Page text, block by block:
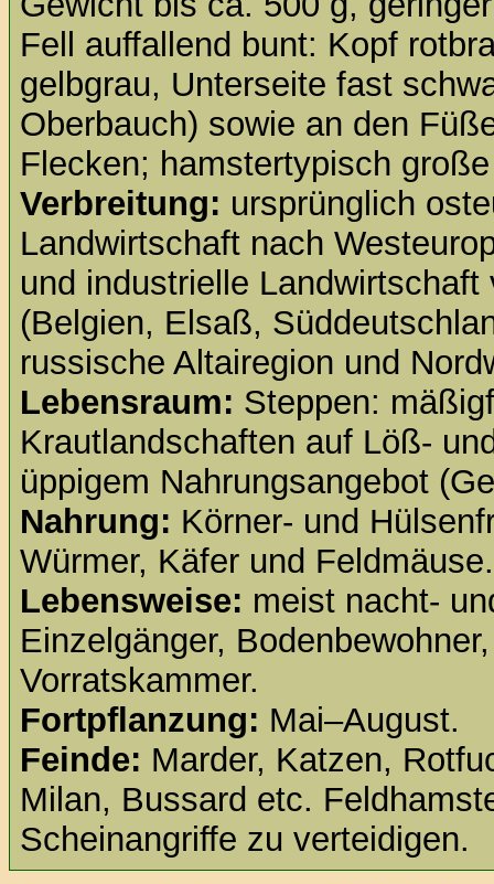
Fell auffallend bunt: Kopf
gelbgrau, Unterseite fast
Oberbauch) sowie an den
Flecken; hamstertypisch
Verbreitung: ursprünglich
Landwirtschaft nach
und industrielle
(Belgien, Elsaß,
russische Altairegion und
Lebensraum: Steppen:
Krautlandschaften auf Löß-
üppigem Nahrungsangebot
Nahrung: Körner- und
Würmer, Käfer und Feldmäuse.
Lebensweise: meist nacht-
Einzelgänger,
Vorratskammer.
Fortpflanzung: Mai–August.
Feinde: Marder, Katzen,
Milan, Bussard etc.
Scheinangriffe zu verteidigen.